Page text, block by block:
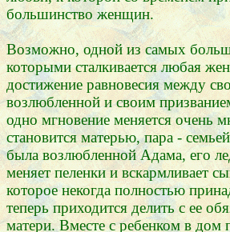
большинство женщин.
Возможно, одной из самых
которыми сталкивается любая
достижение равновесия между
возлюбленной и своим
одно мгновение меняется очень
становится матерью, пара -
была возлюбленной Адама, его
меняет пеленки и вскармливает
которое некогда полностью
теперь приходится делить с ее
матери. Вместе с ребенком в дом